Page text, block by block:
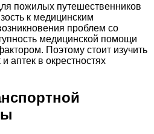
пожилых путешественников
к медицинским
проблем со
медицинской помощи
Поэтому стоит изучить
аптек в окрестностях